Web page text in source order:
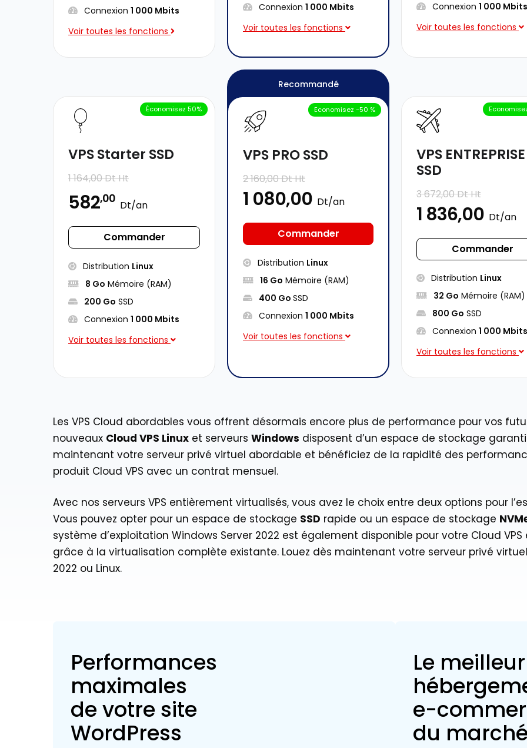
Connexion 1 000 Mbits
Voir toutes les fonctions
Connexion 1 000 Mbits
Voir toutes les fonctions
Connexion 1 000 Mbits
Voir toutes les fonctions
Économisez 50%
VPS Starter SSD
1 164,00 Dt Ht
582,00 Dt/an
Commander
Distribution Linux
8 Go Mémoire (RAM)
200 Go SSD
Connexion 1 000 Mbits
Voir toutes les fonctions
Recommandé
Economisez -50 %
VPS PRO SSD
2 160,00 Dt Ht
1 080,00 Dt/an
Commander
Distribution Linux
16 Go Mémoire (RAM)
400 Go SSD
Connexion 1 000 Mbits
Voir toutes les fonctions
VPS ENTREPRISE
SSD
3 672,00 Dt Ht
1 836,00 Dt/an
Commander
Distribution Linux
32 Go Mémoire (RAM)
800 Go SSD
Connexion 1 000 Mbits
Voir toutes les fonctions
Les VPS Cloud abordables vous offrent désormais encore plus de performance pour vos
nouveaux Cloud VPS Linux et serveurs Windows disposent d’un espace de stockage garanti
maintenant votre serveur privé virtuel abordable et bénéficiez de la rapidité des
produit Cloud VPS avec un contrat mensuel.
Avec nos serveurs VPS entièrement virtualisés, vous avez le choix entre deux options pour
Vous pouvez opter pour un espace de stockage SSD rapide ou un espace de stockage
système d’exploitation Windows Server 2022 est également disponible pour votre Cloud
grâce à la virtualisation complète existante. Louez dès maintenant votre serveur privé
2022 ou Linux.
Performances
maximales
de votre site
WordPress
Le meilleur
e-
du marché